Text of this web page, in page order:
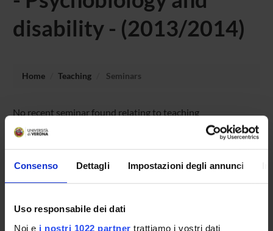
Consenso Dettagli Impostazioni degli annunci
Uso responsabile dei dati
Noi e i nostri 1022 partner trattiamo i vostri dati
disability - (2013/2014)
Home Teaching Seminars
No recent seminar found relating to teaching
Psychobiology and disability.
STUDYING
COURSES